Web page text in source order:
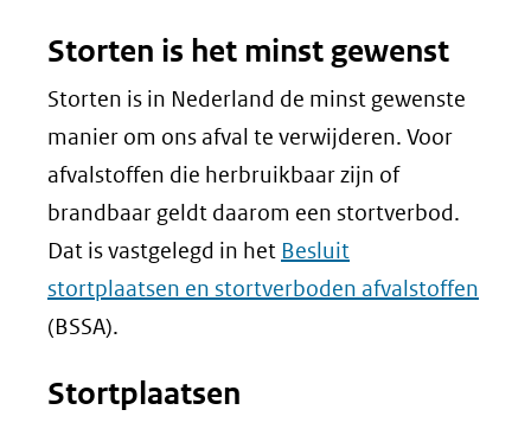
Storten is het minst gewenst
Storten is in Nederland de minst gewenste
manier om ons afval te verwijderen. Voor
afvalstoffen die herbruikbaar zijn of
brandbaar geldt daarom een stortverbod.
Dat is vastgelegd in het Besluit
stortplaatsen en stortverboden afvalstoffen
(BSSA).
Stortplaatsen